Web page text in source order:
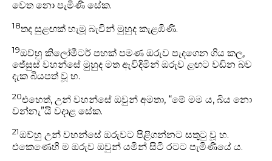
වෙත නො පැමිණි සේක.
18තද සුළඟක් හැමූ බැවින් මුහුද කැළඹිණි.
19ඔව්හු කිලෝමීටර් පහක් පමණ ඔරුව පැදගෙන ගිය කල,
ජේසුස් වහන්සේ මුහුද මත ඇවිදිමින් ඔරුව ළඟට වඩින බව
දැක බියපත් වූ හ.
20එහෙත්, උන් වහන්සේ ඔවුන් අමතා, “මේ මම ය, බිය නො
වන්නැ”යි වදාළ සේක.
21ඔව්හු උන් වහන්සේ ඔරුවට පිළිගන්නට සතුටු වූ හ.
එකෙණෙහි ම ඔරුව ඔවුන් යමින් සිටි රටට පැමිණියේ ය.